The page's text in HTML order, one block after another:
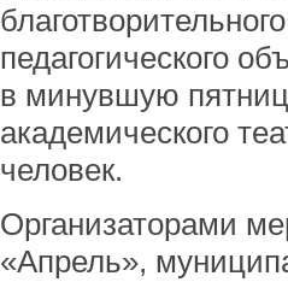
педагогического
в минувшую
академического
человек.
Организаторами
«Апрель»,